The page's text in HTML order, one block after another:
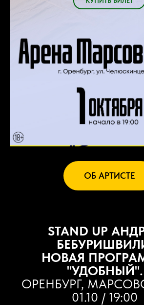
ОБ АРТИСТЕ
STAND UP
НОВАЯ
"УДОБНЫЙ".
ОРЕНБУРГ,
01.10 / 19:00